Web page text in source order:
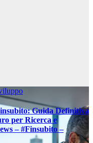
Guida Definitiva
per Ricerca e
– #Finsubito –